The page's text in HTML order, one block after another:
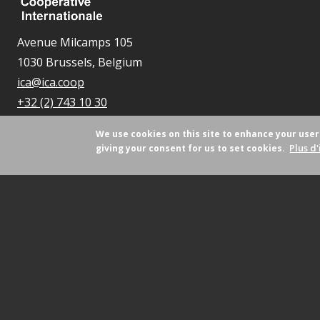
Avenue Milcamps 105
1030 Brussels, Belgium
ica@ica.coop
+32 (2) 743 10 30
We use cookies on this site to enhance your
giving your consent for us to set cookies. Plus